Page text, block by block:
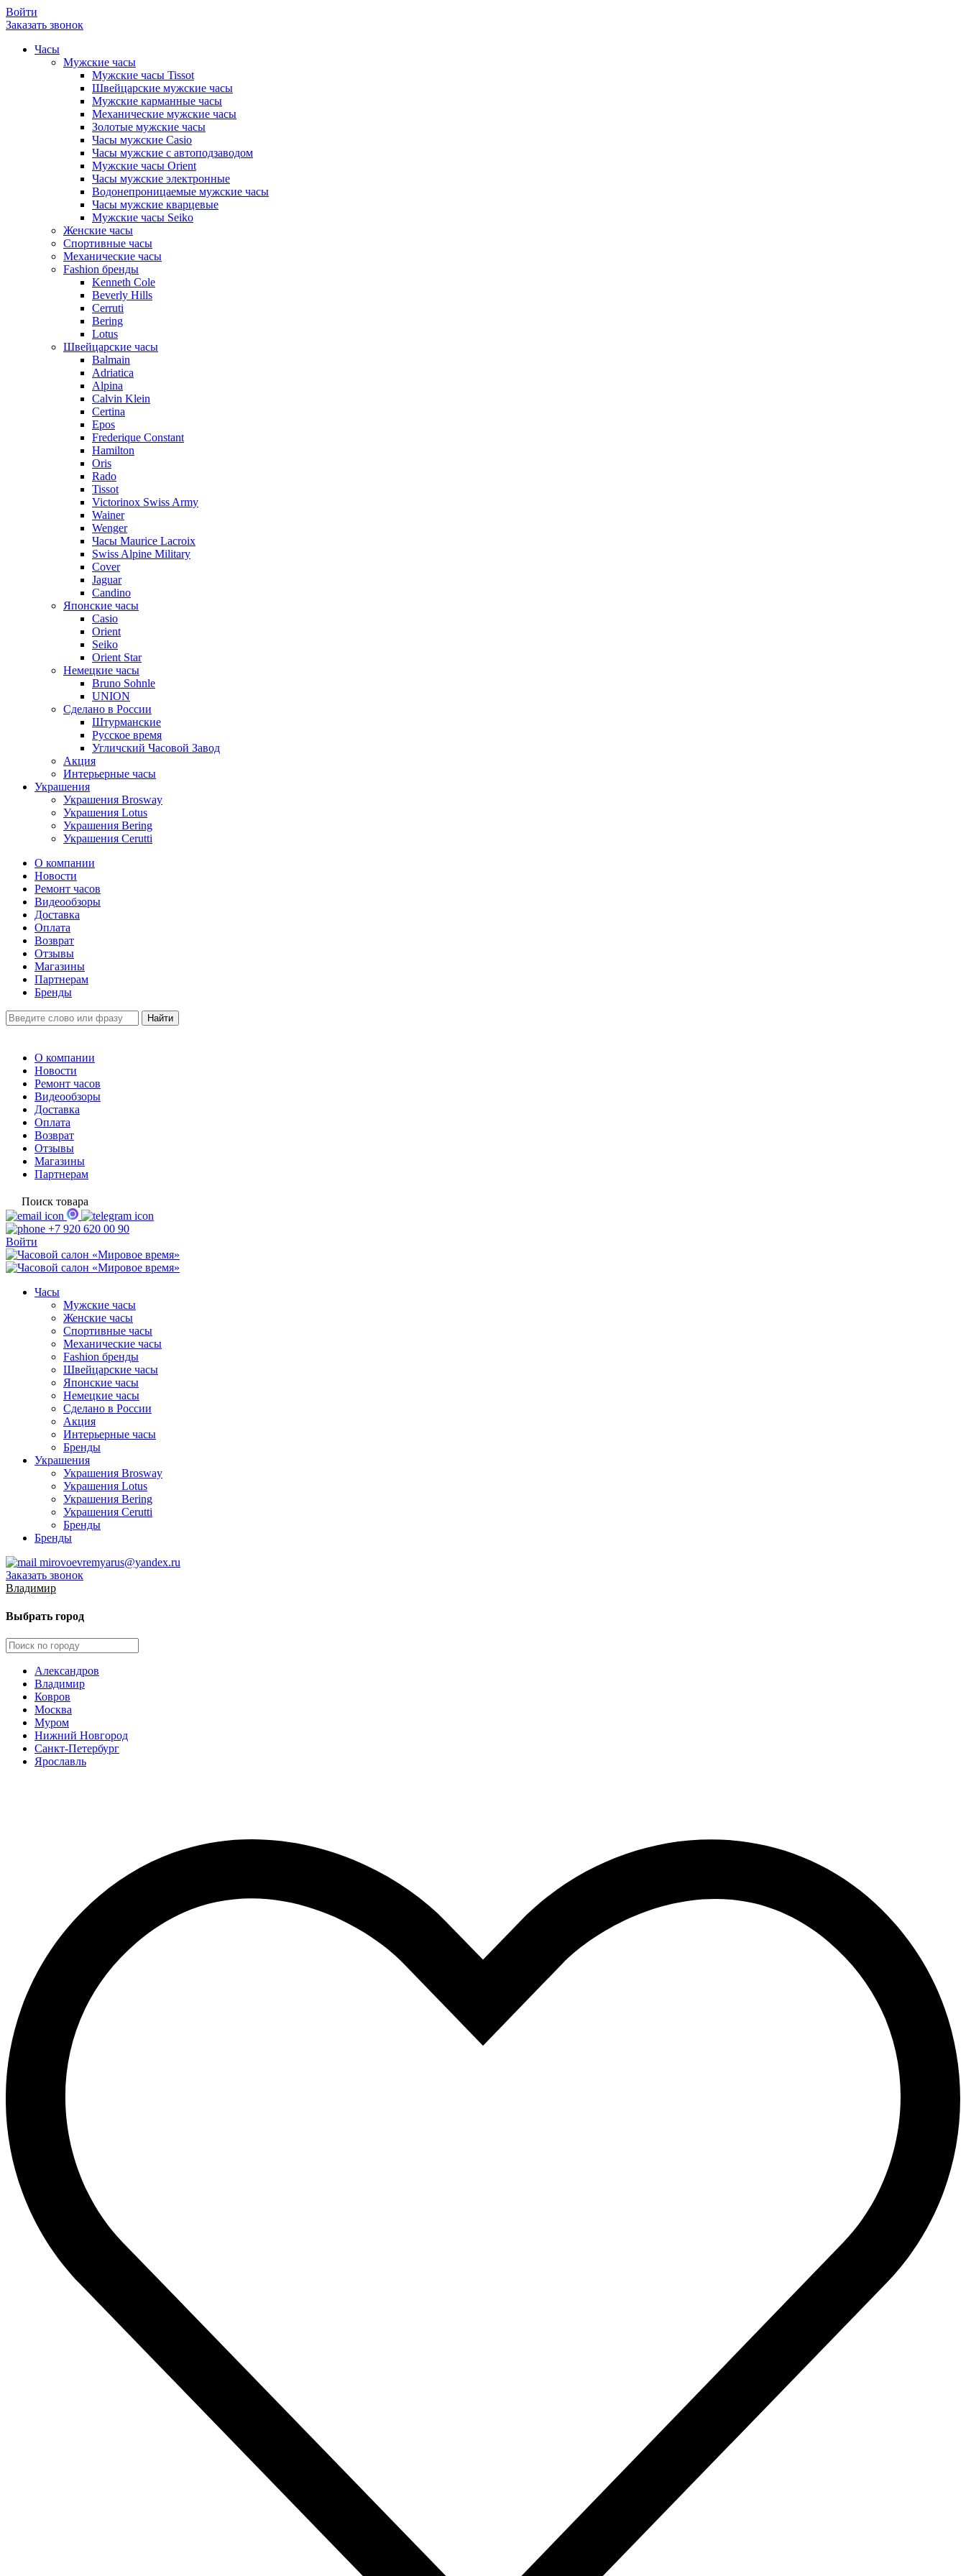
Войти
Заказать звонок
Часы
Мужские часы
Мужские часы Tissot
Швейцарские мужские часы
Мужские карманные часы
Механические мужские часы
Золотые мужские часы
Часы мужские Casio
Часы мужские с автоподзаводом
Мужские часы Orient
Часы мужские электронные
Водонепроницаемые мужские часы
Часы мужские кварцевые
Мужские часы Seiko
Женские часы
Спортивные часы
Механические часы
Fashion бренды
Kenneth Cole
Beverly Hills
Cerruti
Bering
Lotus
Швейцарские часы
Balmain
Adriatica
Alpina
Calvin Klein
Certina
Epos
Frederique Constant
Hamilton
Oris
Rado
Tissot
Victorinox Swiss Army
Wainer
Wenger
Часы Maurice Lacroix
Swiss Alpine Military
Cover
Jaguar
Candino
Японские часы
Casio
Orient
Seiko
Orient Star
Немецкие часы
Bruno Sohnle
UNION
Сделано в России
Штурманские
Русское время
Угличский Часовой Завод
Акция
Интерьерные часы
Украшения
Украшения Brosway
Украшения Lotus
Украшения Bering
Украшения Cerutti
О компании
Новости
Ремонт часов
Видеообзоры
Доставка
Оплата
Возврат
Отзывы
Магазины
Партнерам
Бренды
О компании
Новости
Ремонт часов
Видеообзоры
Доставка
Оплата
Возврат
Отзывы
Магазины
Партнерам
Поиск товара
+7 920 620 00 90
Войти
Часы
Мужские часы
Женские часы
Спортивные часы
Механические часы
Fashion бренды
Швейцарские часы
Японские часы
Немецкие часы
Сделано в России
Акция
Интерьерные часы
Бренды
Украшения
Украшения Brosway
Украшения Lotus
Украшения Bering
Украшения Cerutti
Бренды
Бренды
mirovoevremyarus@yandex.ru
Заказать звонок
Владимир
Выбрать город
Александров
Владимир
Ковров
Москва
Муром
Нижний Новгород
Санкт-Петербург
Ярославль